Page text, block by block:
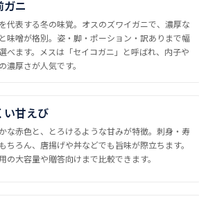
ガニ
代表する冬の味覚。オスのズワイガニで、濃厚な
味噌が格別。姿・脚・ポーション・訳ありまで幅
べます。メスは「セイコガニ」と呼ばれ、内子や
濃厚さが人気です。
い甘えび
な赤色と、とろけるような甘みが特徴。刺身・寿
ちろん、唐揚げや丼などでも旨味が際立ちます。
の大容量や贈答向けまで比較できます。